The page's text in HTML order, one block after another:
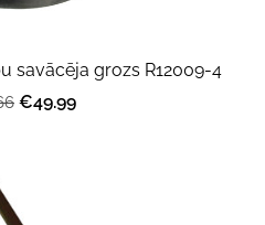
savācēja grozs R12009-4
€49.99